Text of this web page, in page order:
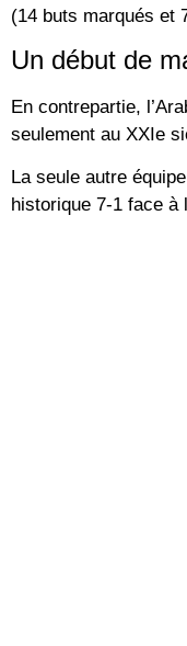
(14 buts marqués et
Un début de
En contrepartie, l’
seulement au XXIe
La seule autre
historique 7-1 face à